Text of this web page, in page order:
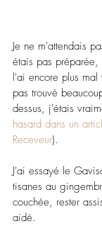
Je ne m'attendais
étais pas
l'ai encore plus
pas trouvé
dessus, j'étais
hasard dans un
Receveur).
J'ai essayé le
tisanes au
couchée, rester
aidé.